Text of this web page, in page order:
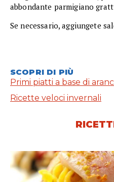
abbondante parmigiano
Se necessario, aggiungete
SCOPRI DI PIÙ
Primi piatti a base di
Ricette veloci invernali